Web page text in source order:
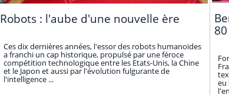
Robots : l'aube d'une nouvelle ère
Ces dix dernières années, l'essor des robots humanoïdes
a franchi un cap historique, propulsé par une féroce
compétition technologique entre les Etats-Unis, la Chine
et le Japon et aussi par l'évolution fulgurante de
l'intelligence ... eu